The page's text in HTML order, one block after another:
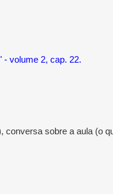
- volume 2, cap. 22.
conversa sobre a aula (o